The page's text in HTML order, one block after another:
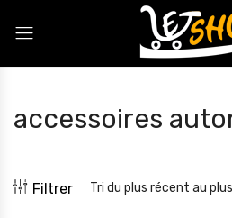
accessoires
Filtrer Tri du plus récent au